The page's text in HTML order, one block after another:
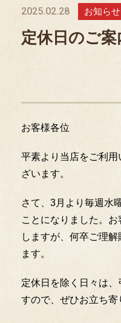
2025.02.28 お知らせ
定休日のご案
お客様各位
平素より当店をご利
ざいます。
さて、3月より毎週水
ことになりました。
しますが、何卒ご理
ます。
定休日を除く日々は
すので、ぜひお立ち寄